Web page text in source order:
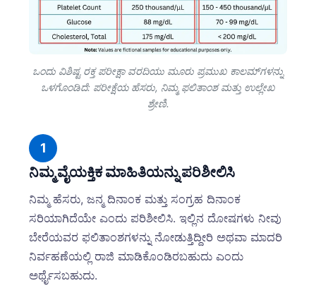
ಒಂದು ವಿಶಿಷ್ಟ ರಕ್ತ ಪರೀಕ್ಷಾ ವರದಿಯು ಮೂರು ಪ್ರಮುಖ ಕಾಲಮ್‌ಗಳನ್ನು
ಒಳಗೊಂಡಿದೆ: ಪರೀಕ್ಷೆಯ ಹೆಸರು, ನಿಮ್ಮ ಫಲಿತಾಂಶ ಮತ್ತು ಉಲ್ಲೇಖ
ಶ್ರೇಣಿ.
1
ನಿಮ್ಮ ವೈಯಕ್ತಿಕ ಮಾಹಿತಿಯನ್ನು ಪರಿಶೀಲಿಸಿ
ನಿಮ್ಮ ಹೆಸರು, ಜನ್ಮ ದಿನಾಂಕ ಮತ್ತು ಸಂಗ್ರಹ ದಿನಾಂಕ
ಸರಿಯಾಗಿದೆಯೇ ಎಂದು ಪರಿಶೀಲಿಸಿ. ಇಲ್ಲಿನ ದೋಷಗಳು ನೀವು
ಬೇರೆಯವರ ಫಲಿತಾಂಶಗಳನ್ನು ನೋಡುತ್ತಿದ್ದೀರಿ ಅಥವಾ ಮಾದರಿ
ನಿರ್ವಹಣೆಯಲ್ಲಿ ರಾಜಿ ಮಾಡಿಕೊಂಡಿರಬಹುದು ಎಂದು
ಅರ್ಥೈಸಬಹುದು.